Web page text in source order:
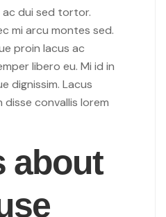
dui sed tortor.
mi arcu montes sed.
proin lacus ac
libero eu. Mi id in
dignissim. Lacus
disse convallis lorem
about